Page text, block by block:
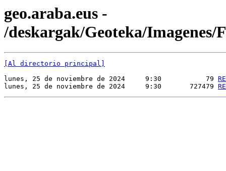
geo.araba.eus -
/deskargak/Geoteka/Imagenes/
[Al directorio principal]
lunes, 25 de noviembre de 2024     9:30           79
lunes, 25 de noviembre de 2024     9:30       727479